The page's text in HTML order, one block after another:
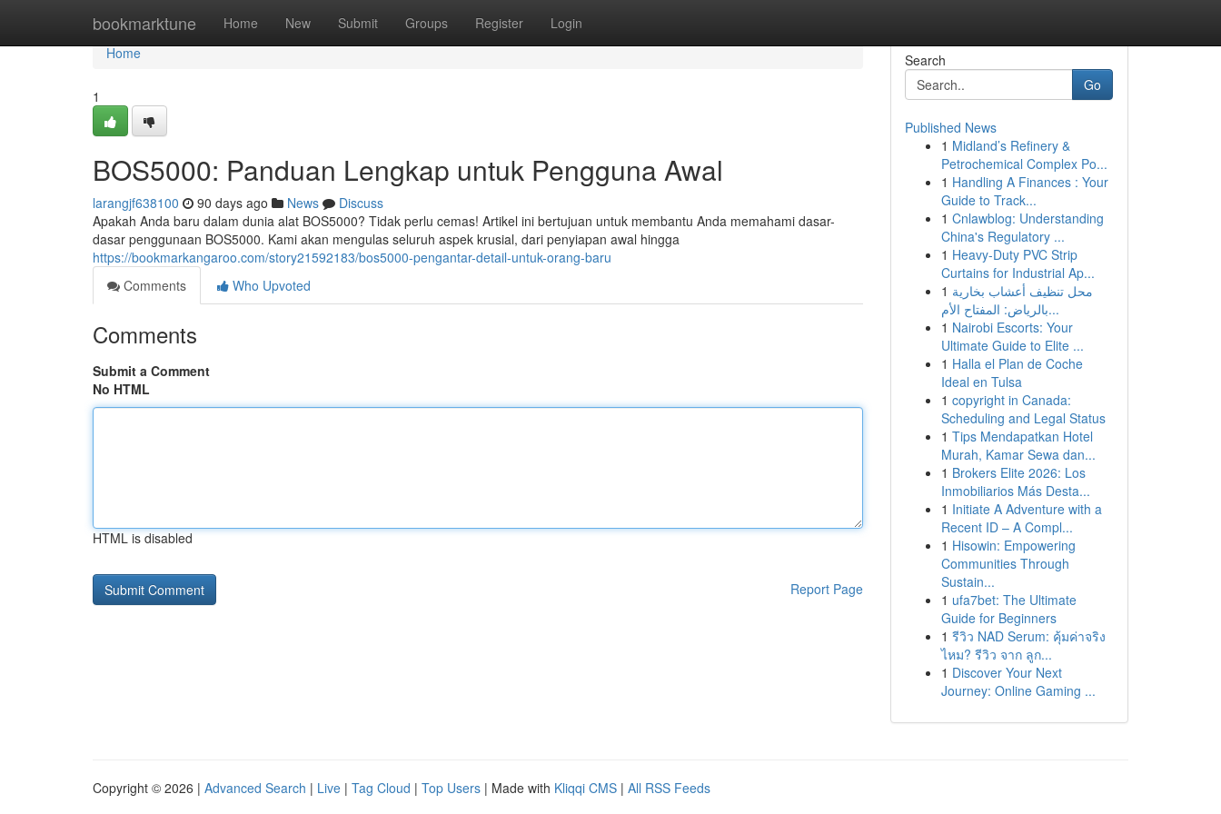
bookmarktune Home New Submit Groups Register Login
Home
Home
1
BOS5000: Panduan Lengkap untuk Pengguna Awal
larangjf638100 90 days ago News
Discuss
Apakah Anda baru dalam dunia alat BOS5000? Tidak perlu cemas! Artikel ini bertujuan untuk membantu Anda memahami dasar-
dasar penggunaan BOS5000. Kami akan mengulas seluruh aspek krusial, dari penyiapan awal hingga
https://bookmarkangaroo.com/story21592183/bos5000-pengantar-detail-untuk-orang-baru
Comments
Who Upvoted
Comments
Submit a Comment
No HTML
HTML is disabled
Report Page
Search
Go
Published News
1 Midland’s Refinery &
Petrochemical Complex Po...
1 Handling A Finances : Your
Guide to Track...
1 Cnlawblog: Understanding
China's Regulatory ...
1 Heavy-Duty PVC Strip
Curtains for Industrial Ap...
1 محل تنظيف أعشاب بخارية
بالرياض: المفتاح الأم...
1 Nairobi Escorts: Your
Ultimate Guide to Elite ...
1 Halla el Plan de Coche
Ideal en Tulsa
1 copyright in Canada:
Scheduling and Legal Status
1 Tips Mendapatkan Hotel
Murah, Kamar Sewa dan...
1 Brokers Elite 2026: Los
Inmobiliarios Más Desta...
1 Initiate A Adventure with a
Recent ID – A Compl...
1 Hisowin: Empowering
Communities Through
Sustain...
1 ufa7bet: The Ultimate
Guide for Beginners
1 รีวิว NAD Serum: คุ้มค่าจริง
ไหม? รีวิว จาก ลูก...
1 Discover Your Next
Journey: Online Gaming ...
Copyright © 2026 | Advanced Search | Live | Tag Cloud | Top Users | Made with Kliqqi CMS | All RSS Feeds